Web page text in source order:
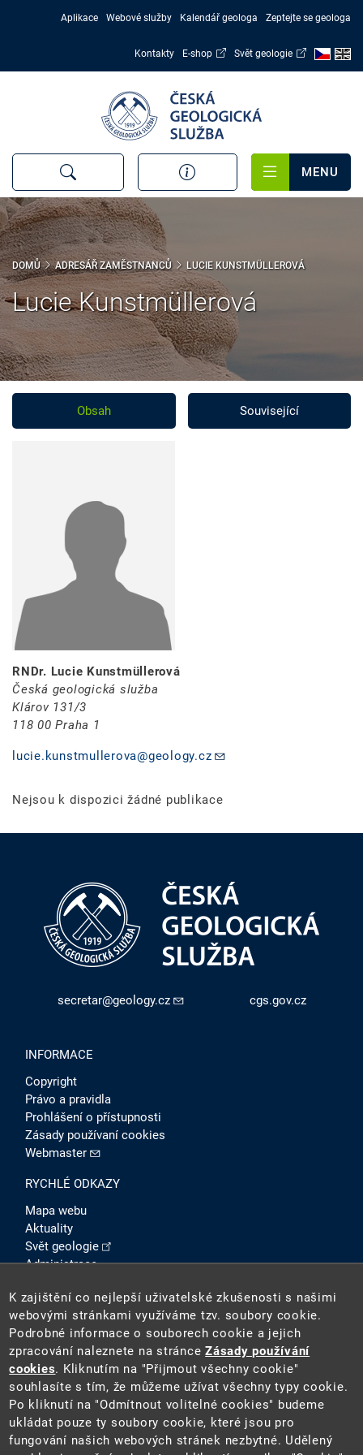
Aplikace Webové služby Kalendář geologa Zeptejte se geologa
Kontakty E-shop Svět geologie
MENU
DOMŮ ADRESÁŘ ZAMĚSTNANCŮ LUCIE KUNSTMÜLLEROVÁ
Lucie Kunstmüllerová
Obsah Související
RNDr. Lucie Kunstmüllerová
Česká geologická služba
Klárov 131/3
118 00 Praha 1
lucie.kunstmullerova@geology.cz
Nejsou k dispozici žádné publikace
secretar@geology.cz cgs.gov.cz
INFORMACE
Copyright
Právo a pravidla
Prohlášení o přístupnosti
Zásady používaní cookies
Webmaster
RYCHLÉ ODKAZY
Mapa webu
Aktuality
Svět geologie
Administrace
SOCIÁLNÍ SÍTĚ
2026 ©Česká geologická služba(ČGS). ČGS je státní
K zajištění co nejlepší uživatelské zkušenosti s našimi
webovými stránkami využíváme tzv. soubory cookie.
Podrobné informace o souborech cookie a jejich
zpracování naleznete na stránceZásady používání
cookies. Kliknutím na "Přijmout všechny cookie"
souhlasíte s tím, že můžeme užívat všechny typy cookie.
Po kliknutí na "Odmítnout volitelné cookies" budeme
ukládat pouze ty soubory cookie, které jsou pro
fungování našich webových stránek nezbytné. Udělený